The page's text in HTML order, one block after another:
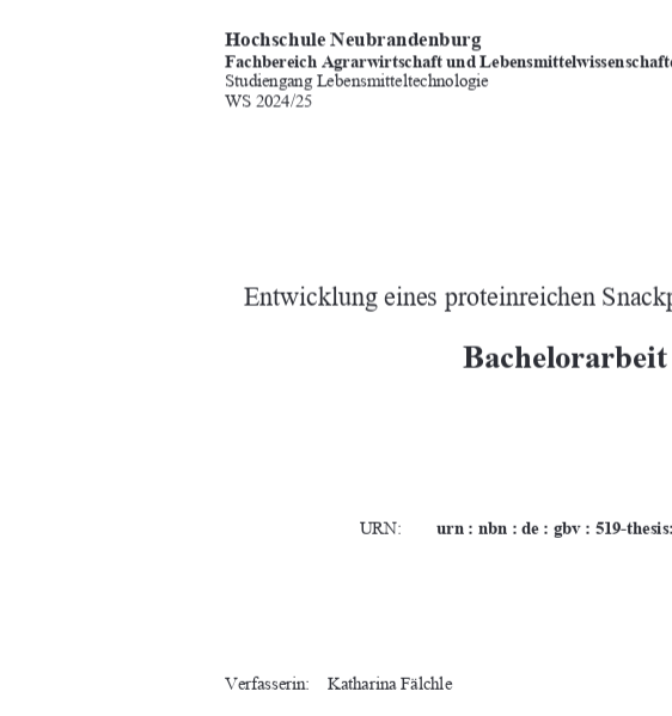
Hochschule Neubrandenburg
Fachbereich Agrarwirtschaft und
Studiengang Lebensmitteltechnologie
WS 2024/25
Entwicklung eines proteinreichen
Bachelorarbeit
URN: urn : nbn : de : gbv : 519-
Verfasserin:    Katharina    Fälchle